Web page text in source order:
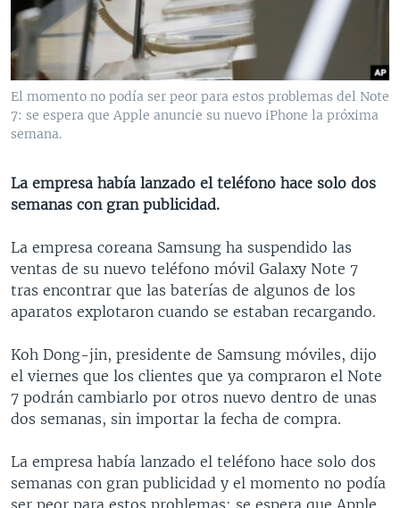
VENEZUELA
BRASIL
NICARAGUA
ECONOMÍA
ENTRETENIMIENTO Y CULTURA
TECNOLOGÍA
DEPORTES
MULTIMEDIA
VIDEOS
FOTOGRAFÍA
AUDIOS
PROGRAMAS TV
EL MUNDO AL DÍA
FORO INTERAMERICANO
LAS CLAVES
PANORAMA
RADIO
AVANCE INFORMATIVO
BUENOS DÍAS AMÉRICA
ESTADOS UNIDOS AL DÍA
EL MUNDO AL DÍA [RADIO]
FORO [RADIO]
DEPORTIVO INTERNACIONAL
ENTRETENIMIENTO
DIRECT
Learning English
SÍGANOS
El momento no podía ser peor para estos problemas del Note
7: se espera que Apple anuncie su nuevo iPhone la próxima
semana.
La empresa había lanzado el teléfono hace solo dos
semanas con gran publicidad.
La empresa coreana Samsung ha suspendido las
ventas de su nuevo teléfono móvil Galaxy Note 7
tras encontrar que las baterías de algunos de los
aparatos explotaron cuando se estaban recargando.
Koh Dong-jin, presidente de Samsung móviles, dijo
el viernes que los clientes que ya compraron el Note
7 podrán cambiarlo por otros nuevo dentro de unas
dos semanas, sin importar la fecha de compra.
La empresa había lanzado el teléfono hace solo dos
semanas con gran publicidad y el momento no podía
ser peor para estos problemas: se espera que Apple